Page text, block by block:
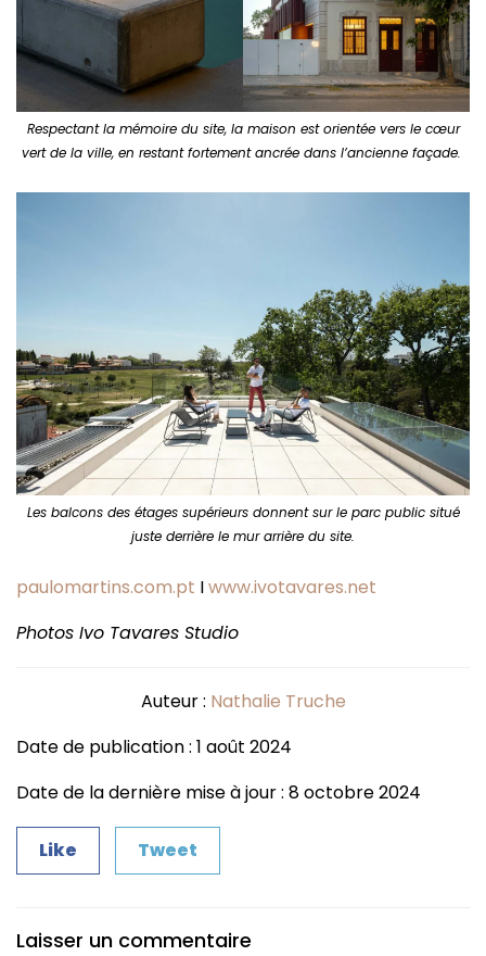
Respectant la mémoire du site, la maison est orientée vers le cœur
vert de la ville, en restant fortement ancrée dans l’ancienne façade.
Les balcons des étages supérieurs donnent sur le parc public situé
juste derrière le mur arrière du site.
paulomartins.com.pt Iwww.ivotavares.net
Photos Ivo Tavares Studio
Auteur : Nathalie Truche
Date de publication : 1 août 2024
Date de la dernière mise à jour : 8 octobre 2024
Like Tweet
Laisser un commentaire